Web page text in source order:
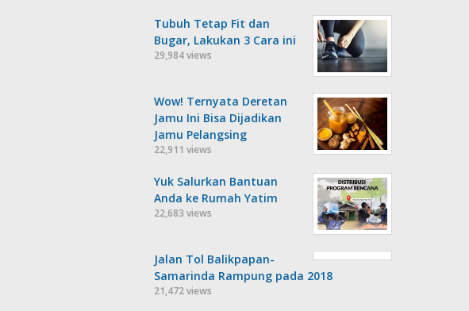
Tubuh Tetap Fit dan
Bugar, Lakukan 3 Cara ini
29,984 views
Wow! Ternyata Deretan
Jamu Ini Bisa Dijadikan
Jamu Pelangsing
22,911 views
Yuk Salurkan Bantuan
Anda ke Rumah Yatim
22,683 views
Jalan Tol Balikpapan-
Samarinda Rampung pada 2018
21,472 views